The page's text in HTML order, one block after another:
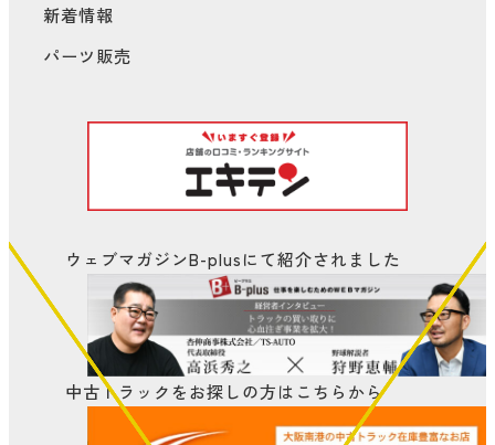
新着情報
パーツ販売
ウェブマガジンB-plusにて紹介されました
中古トラックをお探しの方はこちらから